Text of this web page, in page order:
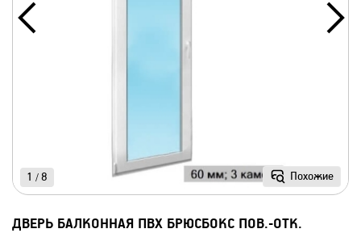
Похожие
1 / 8
ДВЕРЬ БАЛКОННАЯ ПВХ БРЮСБОКС ПОВ.-ОТК.